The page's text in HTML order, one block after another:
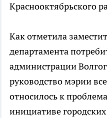
Краснооктябрьского
Как отметила
департамента
администрации
руководство мэрии
относилось к
инициативе